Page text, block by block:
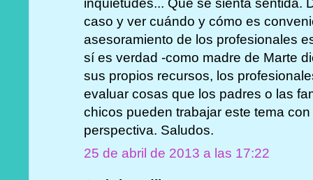
inquietudes... Que se sienta sentida.
caso y ver cuándo y cómo es
asesoramiento de los profesionales
sí es verdad -como madre de Marte
sus propios recursos, los
evaluar cosas que los padres o las
chicos pueden trabajar este tema
perspectiva. Saludos.
25 de abril de 2013 a las 17:22